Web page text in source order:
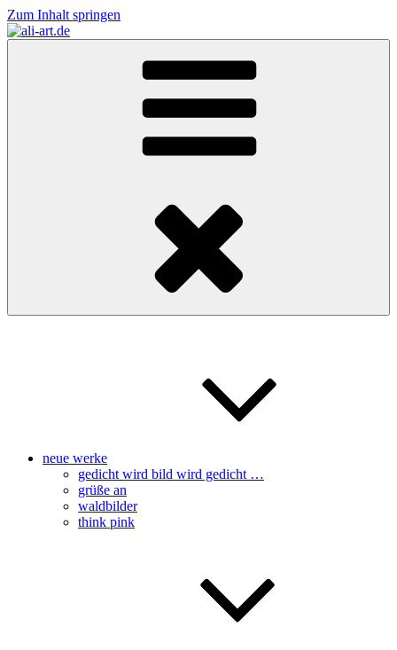
Zum Inhalt springen
neue werke
gedicht wird bild wird gedicht …
grüße an
waldbilder
think pink